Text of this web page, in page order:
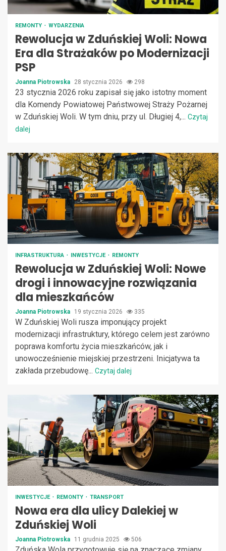
REMONTY WYDARZENIA
Rewolucja w Zduńskiej Woli: Nowa
Era dla Strażaków po Modernizacji
PSP
Joanna Piotrowska 28 stycznia 2026 298
23 stycznia 2026 roku zapisał się jako istotny moment
dla Komendy Powiatowej Państwowej Straży Pożarnej
w Zduńskiej Woli. W tym dniu, przy ul. Długiej 4,... Czytaj
dalej
INFRASTRUKTURA INWESTYCJE REMONTY
Rewolucja w Zduńskiej Woli: Nowe
drogi i innowacyjne rozwiązania
dla mieszkańców
Joanna Piotrowska 19 stycznia 2026 335
W Zduńskiej Woli rusza imponujący projekt
modernizacji infrastruktury, którego celem jest zarówno
poprawa komfortu życia mieszkańców, jak i
unowocześnienie miejskiej przestrzeni. Inicjatywa ta
zakłada przebudowę... Czytaj dalej
INWESTYCJE REMONTY TRANSPORT
Nowa era dla ulicy Dalekiej w
Zduńskiej Woli
Joanna Piotrowska 11 grudnia 2025 506